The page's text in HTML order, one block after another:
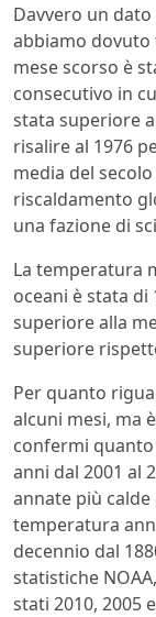
Davvero un
abbiamo dovuto
mese scorso è
consecutivo in
stata superiore
risalire al 1976
media del
riscaldamento
una fazione di
La temperatura
oceani è stata di
superiore alla
superiore
Per quanto
alcuni mesi, ma
confermi
anni dal 2001 al
annate più
temperatura
decennio dal
statistiche
stati 2010, 2005